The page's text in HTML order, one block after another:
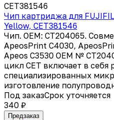
CET381546
Чип картриджа для
Yellow, CET381546
Чип. OEM: CT204065.
ApeosPrint C4030,
Apeos C3530 OEM №
цикл CET включает в себя
специализированных
изготовление
Под заказСрок уточняется
340 ₽
Предзаказ